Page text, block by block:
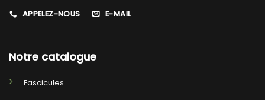
APPELEZ-NOUS E-MAIL
Notre catalogue
Fascicules